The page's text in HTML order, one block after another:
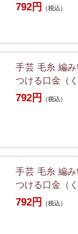
792円 （税込）
手芸 毛糸 編
つける口金（
792円 （税込）
手芸 毛糸 編
つける口金（
792円 （税込）